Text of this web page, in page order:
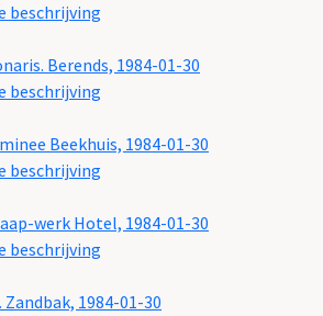
beschrijving
Berends, 1984-01-30
beschrijving
Beekhuis, 1984-01-30
beschrijving
werk Hotel, 1984-01-30
beschrijving
Zandbak, 1984-01-30